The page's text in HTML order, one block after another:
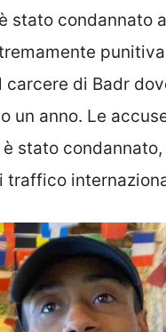
stato condannato
carcere di Badr
un anno. Le
stato
traffico